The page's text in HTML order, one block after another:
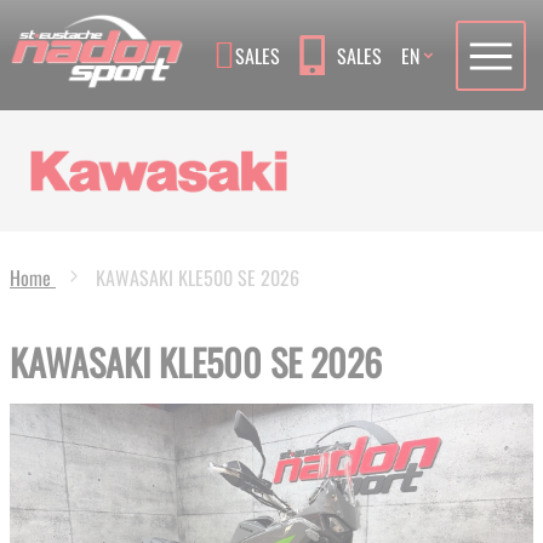
SALES SALES Language
EN
Home KAWASAKI KLE500 SE 2026
KAWASAKI KLE500 SE 2026
Skip
to
the
end
of